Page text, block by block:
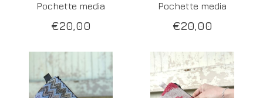
Pochette media
€20,00
Pochette media
€20,00